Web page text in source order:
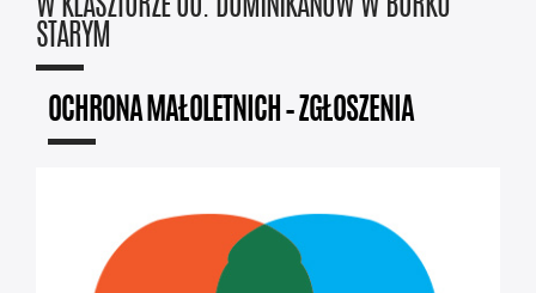
W KLASZTORZE OO. DOMINIKANÓW W BORKU
STARYM
OCHRONA MAŁOLETNICH – ZGŁOSZENIA